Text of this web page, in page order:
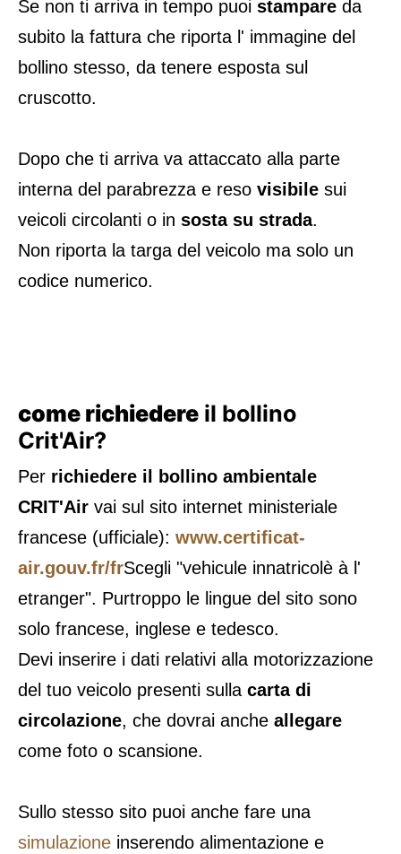
Se non ti arriva in tempo puoi stampare da
subito la fattura che riporta l' immagine del
bollino stesso, da tenere esposta sul
cruscotto.
Dopo che ti arriva va attaccato alla parte
interna del parabrezza e reso visibile sui
veicoli circolanti o in sosta su strada.
Non riporta la targa del veicolo ma solo un
codice numerico.
come richiedere il bollino
Crit'Air?
Per richiedere il bollino ambientale
CRIT'Air vai sul sito internet ministeriale
francese (ufficiale): www.certificat-
air.gouv.fr/frScegli "vehicule innatricolè à l'
etranger". Purtroppo le lingue del sito sono
solo francese, inglese e tedesco.
Devi inserire i dati relativi alla motorizzazione
del tuo veicolo presenti sulla carta di
circolazione, che dovrai anche allegare
come foto o scansione.
Sullo stesso sito puoi anche fare una
simulazione inserendo alimentazione e